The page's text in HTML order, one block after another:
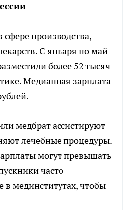
сфере производства,
С января по май
более 52 тысяч
Медианная зарплата
медбрат ассистируют
лечебные процедуры.
могут превышать
часто
в мединститутах, чтобы